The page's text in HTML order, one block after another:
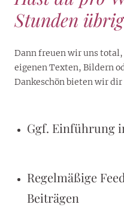
Stunden
Dann freuen wir uns
eigenen Texten, Bildern
Dankeschön bieten wir dir
Ggf. Einführung
Regelmäßige
Beiträgen